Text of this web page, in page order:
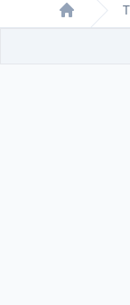
Home